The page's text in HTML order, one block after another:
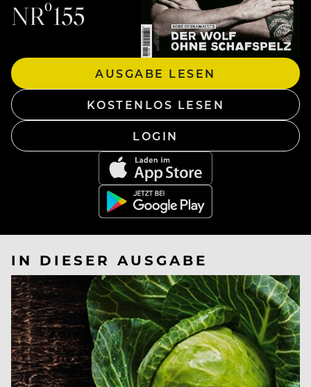
NRº155
AUSGABE LESEN
KOSTENLOS LESEN
LOGIN
IN DIESER AUSGABE